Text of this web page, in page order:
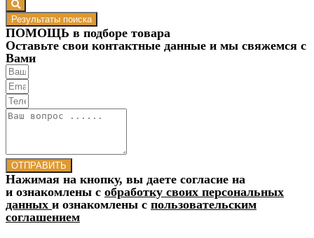
Результаты поиска
ПОМОЩЬ в подборе товара
Оставьте свои контактные данные и мы свяжемся с
Вами
ОТПРАВИТЬ
Нажимая на кнопку, вы даете согласие на
и ознакомлены с обработку своих персональных
данных и ознакомлены с пользовательским
соглашением